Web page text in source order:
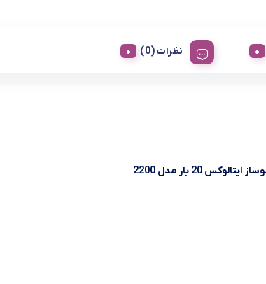
نظرات (0)
20 بار مدل 2200